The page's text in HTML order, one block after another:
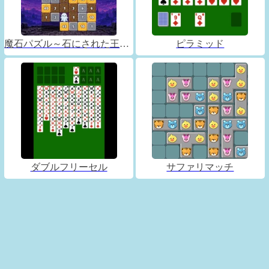
魔石パズル～石にされた王子～ ピラミッド
ダブルフリーセル サファリマッチ